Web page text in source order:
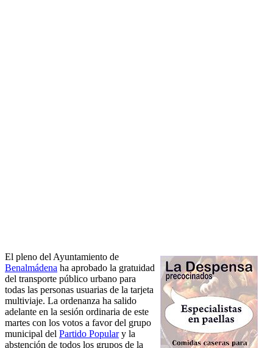
El pleno del Ayuntamiento de
Benalmádena ha aprobado la gratuidad
del transporte público urbano para
todas las personas usuarias de la tarjeta
multiviaje. La ordenanza ha salido
adelante en la sesión ordinaria de este
martes con los votos a favor del grupo
municipal del Partido Populary la
abstención de todos los grupos de la